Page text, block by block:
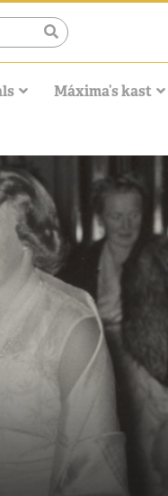
Máxima’s kast